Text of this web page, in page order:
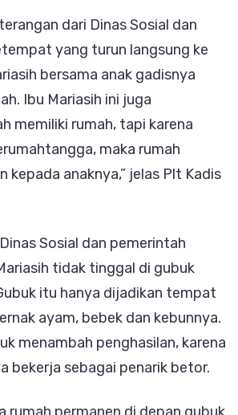
dari Dinas Sosial dan
yang turun langsung ke
bersama anak gadisnya
Ibu Mariasih ini juga
memiliki rumah, tapi karena
maka rumah
kepada anaknya,” jelas Plt Kadis
Sosial dan pemerintah
tidak tinggal di gubuk
itu hanya dijadikan tempat
ayam, bebek dan kebunnya.
menambah penghasilan, karena
bekerja sebagai penarik betor.